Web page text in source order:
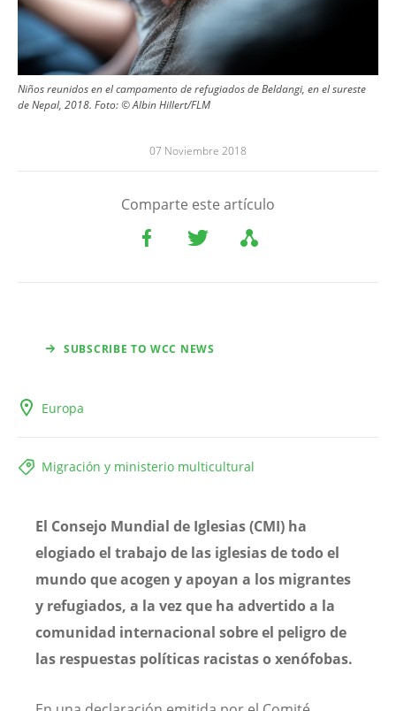
Niños reunidos en el campamento de refugiados de Beldangi, en el sureste
de Nepal, 2018. Foto: © Albin Hillert/FLM
07 Noviembre 2018
Comparte este artículo
SUBSCRIBE TO WCC NEWS
Europa
Migración y ministerio multicultural
El Consejo Mundial de Iglesias (CMI) ha
elogiado el trabajo de las iglesias de todo el
mundo que acogen y apoyan a los migrantes
y refugiados, a la vez que ha advertido a la
comunidad internacional sobre el peligro de
las respuestas políticas racistas o xenófobas.